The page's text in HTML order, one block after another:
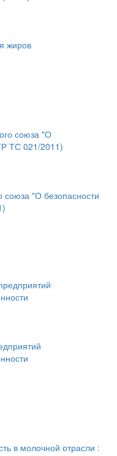
жиров
союза "О безопасности